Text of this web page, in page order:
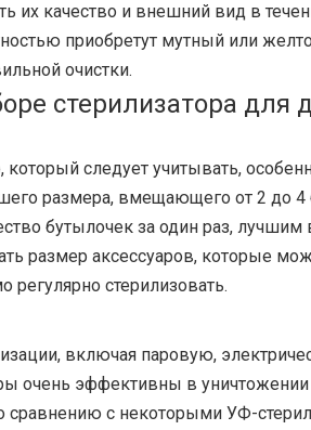
их качество и внешний вид в
приобретут мутный или
очистки.
стерилизатора для
следует учитывать,
размера, вмещающего от 2 до
бутылочек за один раз,
размер аксессуаров, которые
стерилизовать.
включая паровую,
очень эффективны в
с некоторыми УФ-